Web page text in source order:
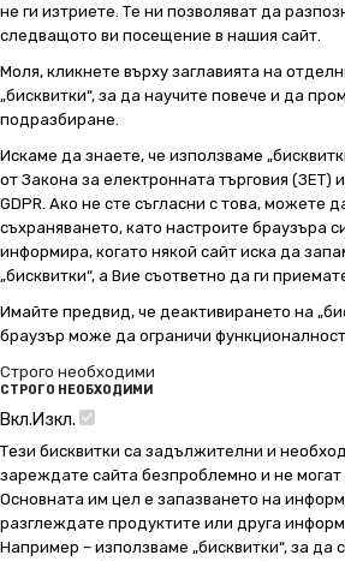
не ги изтриете. Те ни позволяват да
следващото ви посещение в нашия сайт.
Моля, кликнете върху заглавията на
„бисквитки“, за да научите повече и да
подразбиране.
Искаме да знаете, че използваме
от Закона за електронната търговия (ЗЕТ)
GDPR. Ако не сте съгласни с това, можете
съхраняването, като настроите браузъра
информира, когато някой сайт иска да
„бисквитки“, а Вие съответно да ги
Имайте предвид, че деактивирането на
браузър може да ограничи
Строго необходими
СТРОГО НЕОБХОДИМИ
Вкл.Изкл.
Тези бисквитки са задължителни и
зареждате сайта безпроблемно и не
Основната им цел е запазването на
разглеждате продуктите или друга
Например – използваме „бисквитки“, за да